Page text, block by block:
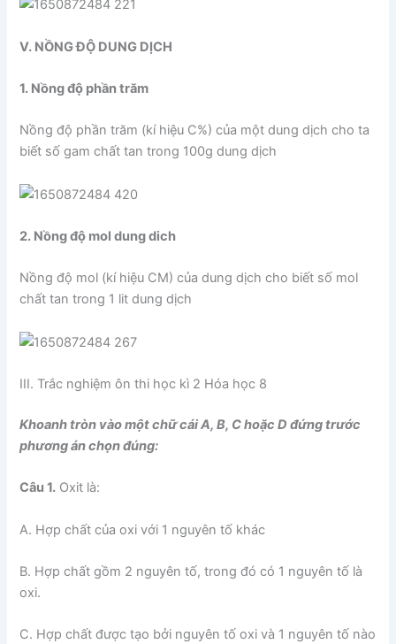
V. NỒNG ĐỘ DUNG DỊCH
1. Nồng độ phần trăm
Nồng độ phần trăm (kí hiệu C%) của một dung dịch cho ta
biết số gam chất tan trong 100g dung dịch
2. Nồng độ mol dung dich
Nồng độ mol (kí hiệu CM) của dung dịch cho biết số mol
chất tan trong 1 lit dung dịch
III. Trắc nghiệm ôn thi học kì 2 Hóa học 8
Khoanh tròn vào một chữ cái A, B, C hoặc D đứng trước
phương án chọn đúng:
Câu 1. Oxit là:
A. Hợp chất của oxi với 1 nguyên tố khác
B. Hợp chất gồm 2 nguyên tố, trong đó có 1 nguyên tố là
oxi.
C. Hợp chất được tạo bởi nguyên tố oxi và 1 nguyên tố nào